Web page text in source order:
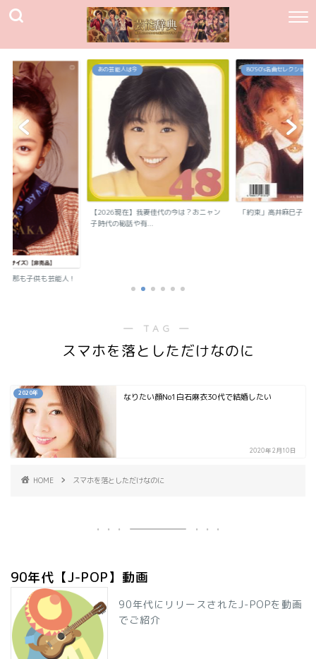
旦那も子供も芸能人！
あの芸能人は今
【2026現在】我妻佳代の今は？おニャン
子時代の秘話や有...
80`90's名曲セレクション
「約束」高井麻巳子
― TAG ―
スマホを落としただけなのに
2020年 なりたい顔No1白石麻衣30代で結婚したい
2020年2月10日
HOME スマホを落としただけなのに
90年代【J-POP】動画
90年代にリリースされたJ-POPを動画
でご紹介